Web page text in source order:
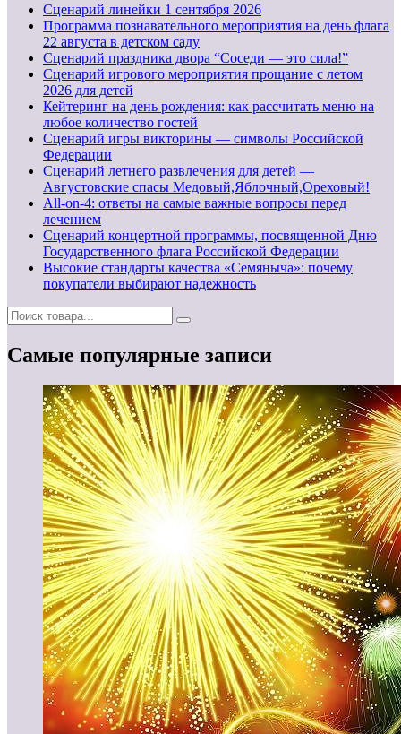
Cценарий линейки 1 сентября 2026
Программа познавательного мероприятия на день флага
22 августа в детском саду
Сценарий праздника двора “Соседи — это сила!”
Сценарий игрового мероприятия прощание с летом
2026 для детей
Кейтеринг на день рождения: как рассчитать меню на
любое количество гостей
Сценарий игры викторины — символы Российской
Федерации
Сценарий летнего развлечения для детей —
Августовские спасы Медовый,Яблочный,Ореховый!
All-on-4: ответы на самые важные вопросы перед
лечением
Сценарий концертной программы, посвященной Дню
Государственного флага Российской Федерации
Высокие стандарты качества «Семяныча»: почему
покупатели выбирают надежность
Самые популярные записи